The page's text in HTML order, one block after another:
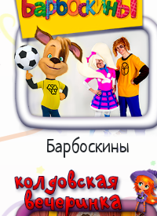
Барбоскины